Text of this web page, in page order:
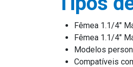
Fêmea 1.1/4″
Fêmea 1.1/4″
Modelos
Compatíveis